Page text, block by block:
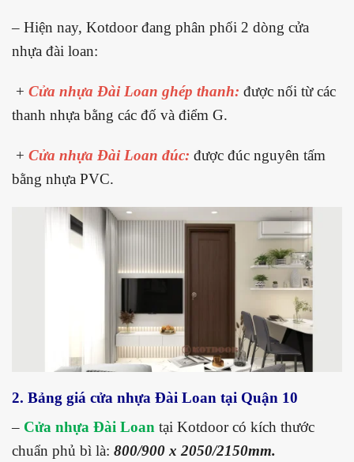
– Hiện nay, Kotdoor đang phân phối 2 dòng cửa
nhựa đài loan:
+ Cửa nhựa Đài Loan ghép thanh: được nối từ các
thanh nhựa bằng các đố và điểm G.
+ Cửa nhựa Đài Loan đúc: được đúc nguyên tấm
bằng nhựa PVC.
2. Bảng giá cửa nhựa Đài Loan tại Quận 10
– Cửa nhựa Đài Loan tại Kotdoor có kích thước
chuẩn phủ bì là: 800/900 x 2050/2150mm.